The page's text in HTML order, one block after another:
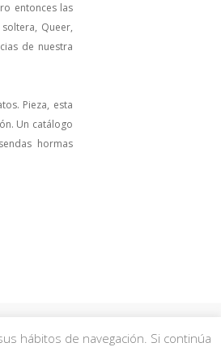
entonces las
Queer,
de nuestra
Pieza, esta
Un catálogo
hormas
hábitos de navegación. Si continúa